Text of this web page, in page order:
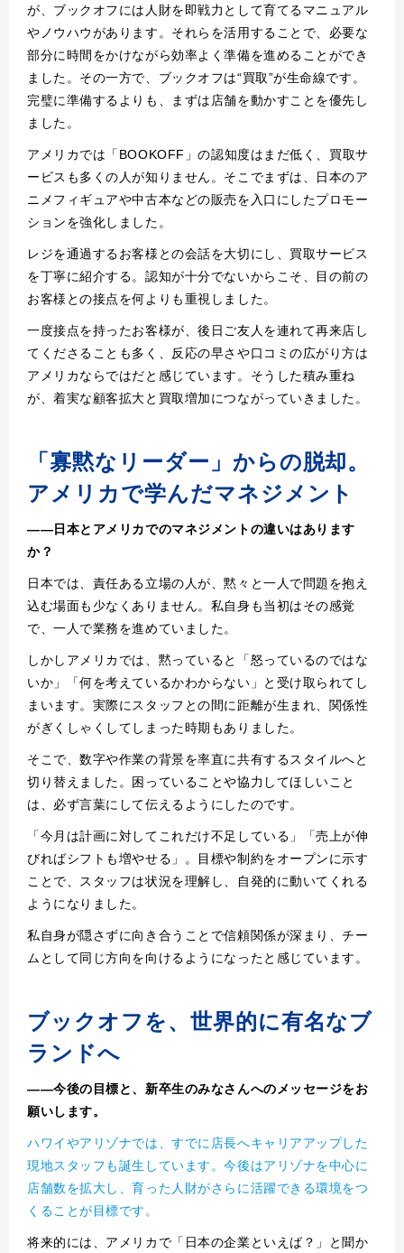
が、ブックオフには人財を即戦力として育てるマニュアル
やノウハウがあります。それらを活用することで、必要な
部分に時間をかけながら効率よく準備を進めることができ
ました。その一方で、ブックオフは“買取”が生命線です。
完璧に準備するよりも、まずは店舗を動かすことを優先し
ました。
アメリカでは「BOOKOFF」の認知度はまだ低く、買取サ
ービスも多くの人が知りません。そこでまずは、日本のア
ニメフィギュアや中古本などの販売を入口にしたプロモー
ションを強化しました。
レジを通過するお客様との会話を大切にし、買取サービス
を丁寧に紹介する。認知が十分でないからこそ、目の前の
お客様との接点を何よりも重視しました。
一度接点を持ったお客様が、後日ご友人を連れて再来店し
てくださることも多く、反応の早さや口コミの広がり方は
アメリカならではだと感じています。そうした積み重ね
が、着実な顧客拡大と買取増加につながっていきました。
「寡黙なリーダー」からの脱却。
アメリカで学んだマネジメント
――日本とアメリカでのマネジメントの違いはあります
か？
日本では、責任ある立場の人が、黙々と一人で問題を抱え
込む場面も少なくありません。私自身も当初はその感覚
で、一人で業務を進めていました。
しかしアメリカでは、黙っていると「怒っているのではな
いか」「何を考えているかわからない」と受け取られてし
まいます。実際にスタッフとの間に距離が生まれ、関係性
がぎくしゃくしてしまった時期もありました。
そこで、数字や作業の背景を率直に共有するスタイルへと
切り替えました。困っていることや協力してほしいこと
は、必ず言葉にして伝えるようにしたのです。
「今月は計画に対してこれだけ不足している」「売上が伸
びればシフトも増やせる」。目標や制約をオープンに示す
ことで、スタッフは状況を理解し、自発的に動いてくれる
ようになりました。
私自身が隠さずに向き合うことで信頼関係が深まり、チー
ムとして同じ方向を向けるようになったと感じています。
ブックオフを、世界的に有名なブ
ランドへ
――今後の目標と、新卒生のみなさんへのメッセージをお
願いします。
ハワイやアリゾナでは、すでに店長へキャリアアップした
現地スタッフも誕生しています。今後はアリゾナを中心に
店舗数を拡大し、育った人財がさらに活躍できる環境をつ
くることが目標です。
将来的には、アメリカで「日本の企業といえば？」と聞か